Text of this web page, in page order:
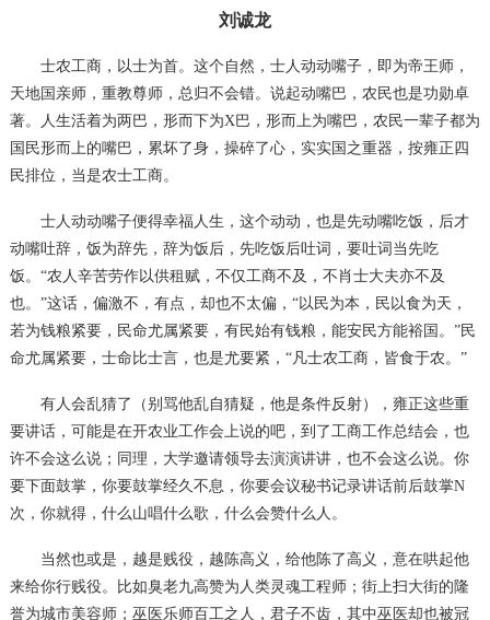
刘诚龙
士农工商，以士为首。这个自然，士人动动嘴子，即为帝王师，
天地国亲师，重教尊师，总归不会错。说起动嘴巴，农民也是功勋卓
著。人生活着为两巴，形而下为X 巴，形而上为嘴巴，农民一辈子都为
国民形而上的嘴巴，累坏了身，操碎了心，实实国之重器，按雍正四
民排位，当是农士工商。
士人动动嘴子便得幸福人生，这个动动，也是先动嘴吃饭，后才
动嘴吐辞，饭为辞先，辞为饭后，先吃饭后吐词，要吐词当先吃
饭。 “农人辛苦劳作以供租赋，不仅工商不及，不肖士大夫亦不及
也。”这话，偏激不，有点，却也不太偏，“以民为本，民以食为天，
若为钱粮紧要，民命尤属紧要，有民始有钱粮，能安民方能裕国。”民
命尤属紧要，士命比士言，也是尤要紧，“凡士农工商，皆食于农。”
有人会乱猜了（别骂他乱自猜疑，他是条件反射），雍正这些重
要讲话，可能是在开农业工作会上说的吧，到了工商工作总结会，也
许不会这么说；同理，大学邀请领导去演演讲讲，也不会这么说。你
要下面鼓掌，你要鼓掌经久不息，你要会议秘书记录讲话前后鼓掌N
次，你就得，什么山唱什么歌，什么会赞什么人。
当然也或是，越是贱役，越陈高义，给他陈了高义，意在哄起他
来给你行贱役。比如臭老九高赞为人类灵魂工程师；街上扫大街的隆
誉为城市美容师；巫医乐师百工之人，君子不齿，其中巫医却也被冠